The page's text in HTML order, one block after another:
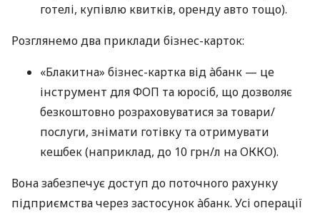
готелі, купівлю квитків, оренду авто тощо).
Розглянемо два приклади бізнес-карток:
«Блакитна» бізнес-картка від àбанк — це
інструмент для ФОП та юросіб, що дозволяє
безкоштовно розраховуватися за товари/
послуги, знімати готівку та отримувати
кешбек (наприклад, до 10 грн/л на ОККО).
Вона забезпечує доступ до поточного рахунку
підприємства через застосунок àбанк. Усі операції